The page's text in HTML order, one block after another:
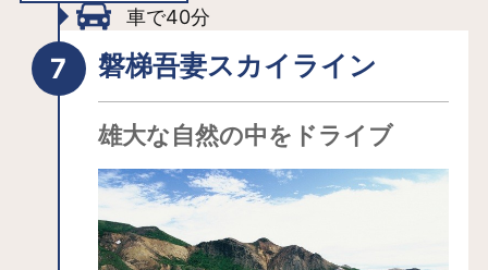
する実証事業の結果から、高湯の主要
源泉全てに、国内でもトップクラスの
抗酸化力があります。これは全国的に
の開湯以来約400年以上の間、給湯方法
を変えずに引湯させていることは驚く
べきことであり、まさに天与の恵みと
いえます。
【温泉力】開湯以来「源泉かけ流し」
車で40分
磐梯吾妻スカイライン
雄大な自然の中をドライブ